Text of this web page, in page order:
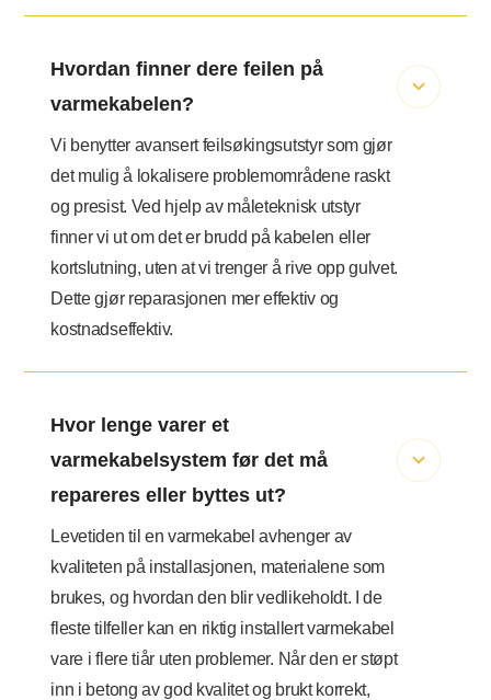
Hvordan finner dere feilen på
varmekabelen?
Vi benytter avansert feilsøkingsutstyr som gjør
det mulig å lokalisere problemområdene raskt
og presist. Ved hjelp av måleteknisk utstyr
finner vi ut om det er brudd på kabelen eller
kortslutning, uten at vi trenger å rive opp gulvet.
Dette gjør reparasjonen mer effektiv og
kostnadseffektiv.
Hvor lenge varer et
varmekabelsystem før det må
repareres eller byttes ut?
Levetiden til en varmekabel avhenger av
kvaliteten på installasjonen, materialene som
brukes, og hvordan den blir vedlikeholdt. I de
fleste tilfeller kan en riktig installert varmekabel
vare i flere tiår uten problemer. Når den er støpt
inn i betong av god kvalitet og brukt korrekt,